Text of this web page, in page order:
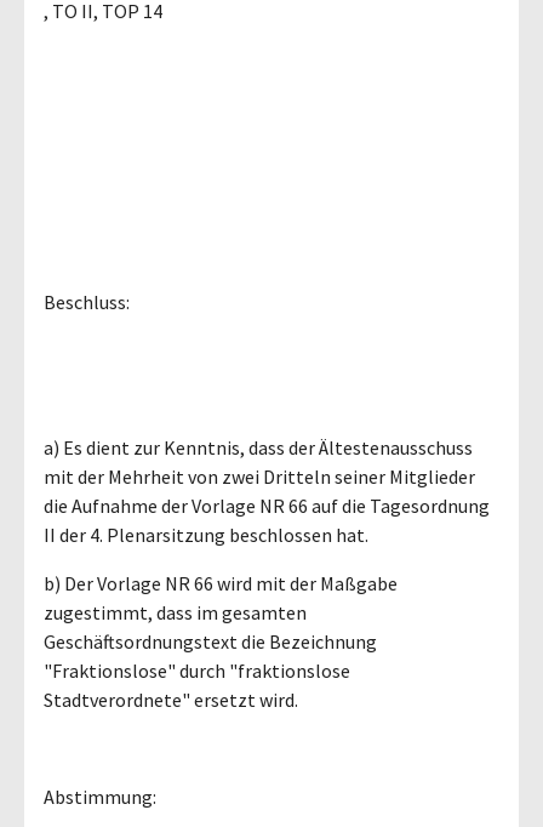
, TO II, TOP 14
Beschluss:
a) Es dient zur Kenntnis, dass der Ältestenausschuss
mit der Mehrheit von zwei Dritteln seiner Mitglieder
die Aufnahme der Vorlage NR 66 auf die Tagesordnung
II der 4. Plenarsitzung beschlossen hat.
b) Der Vorlage NR 66 wird mit der Maßgabe
zugestimmt, dass im gesamten
Geschäftsordnungstext die Bezeichnung
"Fraktionslose" durch "fraktionslose
Stadtverordnete" ersetzt wird.
Abstimmung: